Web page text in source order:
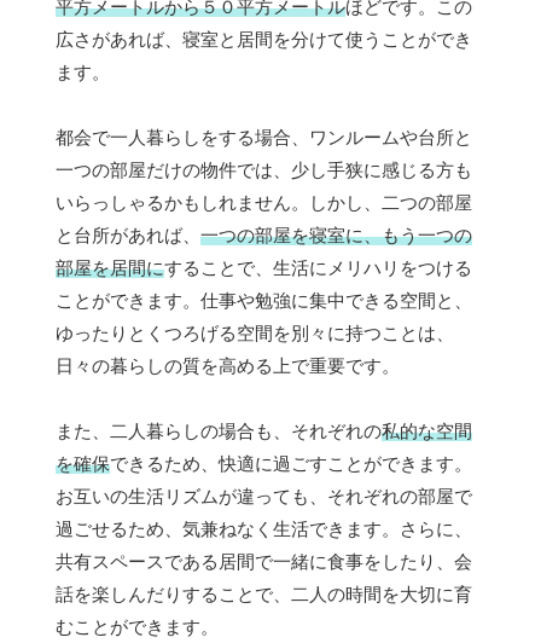
平方メートルから５０平方メートルほどです。この
広さがあれば、寝室と居間を分けて使うことができ
ます。
都会で一人暮らしをする場合、ワンルームや台所と
一つの部屋だけの物件では、少し手狭に感じる方も
いらっしゃるかもしれません。しかし、二つの部屋
と台所があれば、 一つの部屋を寝室に、もう一つの
部屋を居間にすることで、生活にメリハリをつける
ことができます。仕事や勉強に集中できる空間と、
ゆったりとくつろげる空間を別々に持つことは、
日々の暮らしの質を高める上で重要です。
また、二人暮らしの場合も、それぞれの私的な空間
を確保できるため、快適に過ごすことができます。
お互いの生活リズムが違っても、それぞれの部屋で
過ごせるため、気兼ねなく生活できます。さらに、
共有スペースである居間で一緒に食事をしたり、会
話を楽しんだりすることで、二人の時間を大切に育
むことができます。